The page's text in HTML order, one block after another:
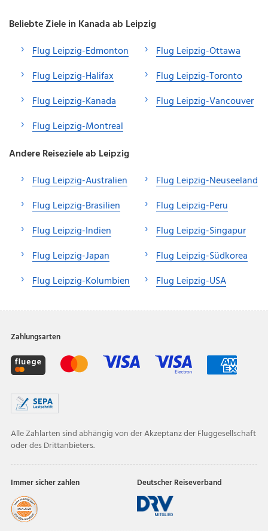
Beliebte Ziele in Kanada ab Leipzig
Flug Leipzig-Edmonton
Flug Leipzig-Halifax
Flug Leipzig-Kanada
Flug Leipzig-Montreal
Flug Leipzig-Ottawa
Flug Leipzig-Toronto
Flug Leipzig-Vancouver
Andere Reiseziele ab Leipzig
Flug Leipzig-Australien
Flug Leipzig-Brasilien
Flug Leipzig-Indien
Flug Leipzig-Japan
Flug Leipzig-Kolumbien
Flug Leipzig-Neuseeland
Flug Leipzig-Peru
Flug Leipzig-Singapur
Flug Leipzig-Südkorea
Flug Leipzig-USA